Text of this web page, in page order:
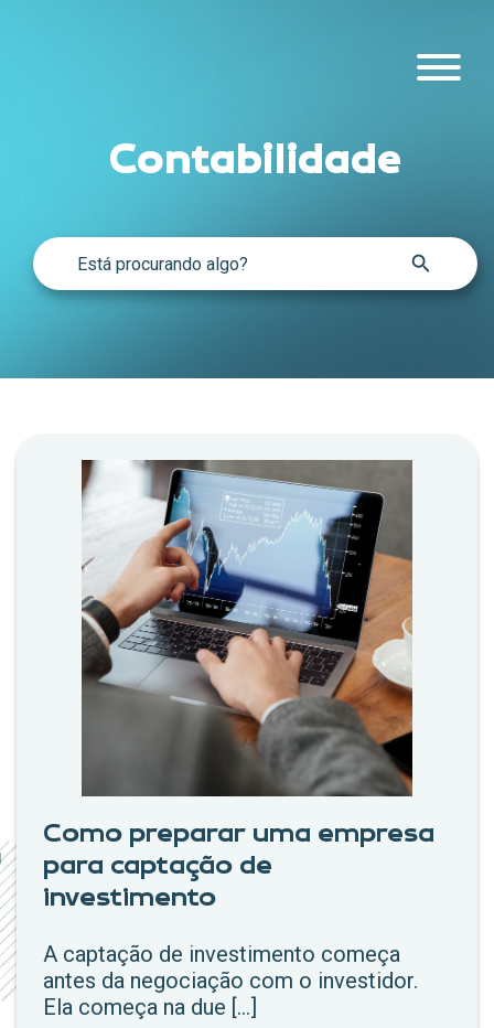
Contabilidade
Como preparar uma empresa
para captação de
investimento
A captação de investimento começa
antes da negociação com o investidor.
Ela começa na due […]